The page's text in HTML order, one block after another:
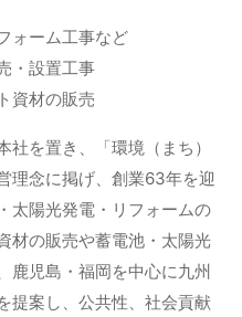
ォーム工事など
・設置工事
資材の販売
を置き、「環境（まち）
理念に掲げ、創業63年を迎
太陽光発電・リフォームの
材の販売や蓄電池・太陽光
鹿児島・福岡を中心に九州
提案し、公共性、社会貢献